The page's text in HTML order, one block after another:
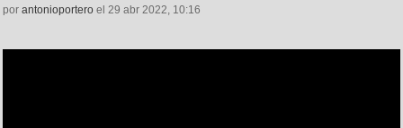
por antonioportero el 29 abr 2022, 10:16